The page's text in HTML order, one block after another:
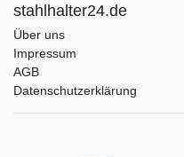
stahlhalter24.de
Über uns
Impressum
AGB
Datenschutzerklärung